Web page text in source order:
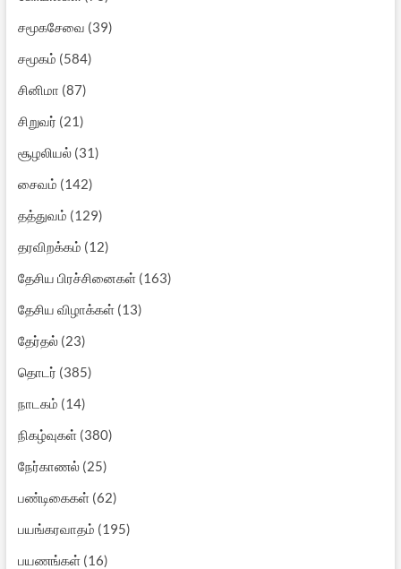
சமூகசேவை (39)
சமூகம் (584)
சினிமா (87)
சிறுவர் (21)
சூழலியல்(31)
சைவம் (142)
தத்துவம் (129)
தரவிறக்கம் (12)
தேசிய பிரச்சினைகள்(163)
தேசிய விழாக்கள்(13)
தேர்தல்(23)
தொடர் (385)
நாடகம் (14)
நிகழ்வுகள்(380)
நேர்காணல்(25)
பண்டிகைகள்(62)
பயங்கரவாதம் (195)
பயணங்கள்(16)